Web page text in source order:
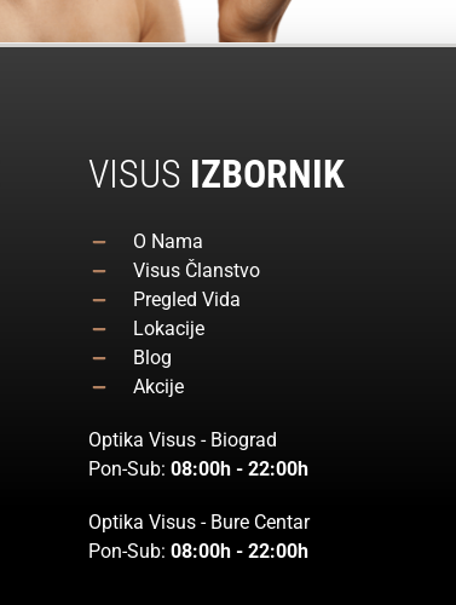
VISUS IZBORNIK
O Nama
Visus Članstvo
Pregled Vida
Lokacije
Blog
Akcije
Optika Visus - Biograd
Pon-Sub: 08:00h - 22:00h
Optika Visus - Bure Centar
Pon-Sub: 08:00h - 22:00h